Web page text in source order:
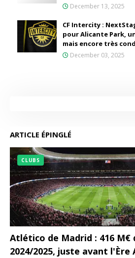
December 13, 2025
CF Intercity :
pour Alicante Park,
mais encore très
December 03, 2025
ARTICLE ÉPINGLÉ
CLUBS
Atlético de Madrid : 416 M€
2024/2025, juste avant l'Ère